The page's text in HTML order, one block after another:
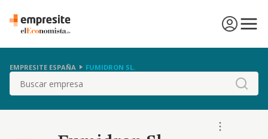
EMPRESITE ESPAÑA FUMIDRON SL.
Buscar